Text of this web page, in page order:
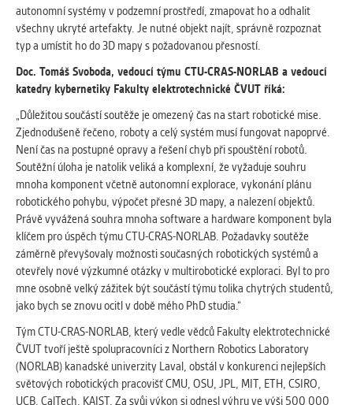
autonomní systémy v podzemní prostředí, zmapovat ho a odhalit
všechny ukryté artefakty. Je nutné objekt najít, správně rozpoznat
typ a umístit ho do 3D mapy s požadovanou přesností.
Doc. Tomáš Svoboda, vedoucí týmu CTU-CRAS-NORLAB a vedoucí
katedry kybernetiky Fakulty elektrotechnické ČVUT říká:
„Důležitou součástí soutěže je omezený čas na start robotické mise.
Zjednodušeně řečeno, roboty a celý systém musí fungovat napoprvé.
Není čas na postupné opravy a řešení chyb při spouštění robotů.
Soutěžní úloha je natolik veliká a komplexní, že vyžaduje souhru
mnoha komponent včetně autonomní explorace, vykonání plánu
robotického pohybu, výpočet přesné 3D mapy, a nalezení objektů.
Právě vyvážená souhra mnoha software a hardware komponent byla
klíčem pro úspěch týmu CTU-CRAS-NORLAB. Požadavky soutěže
záměrně převyšovaly možnosti současných robotických systémů a
otevřely nové výzkumné otázky v multirobotické exploraci. Byl to pro
mne osobně velký zážitek být součástí týmu tolika chytrých studentů,
jako bych se znovu ocitl v době mého PhD studia.“
Tým CTU-CRAS-NORLAB, který vedle vědců Fakulty elektrotechnické
ČVUT tvoří ještě spolupracovníci z Northern Robotics Laboratory
(NORLAB) kanadské univerzity Laval, obstál v konkurenci nejlepších
světových robotických pracovišť CMU, OSU, JPL, MIT, ETH, CSIRO,
UCB, CalTech, KAIST. Za svůj výkon si odnesl výhru ve výši 500 000